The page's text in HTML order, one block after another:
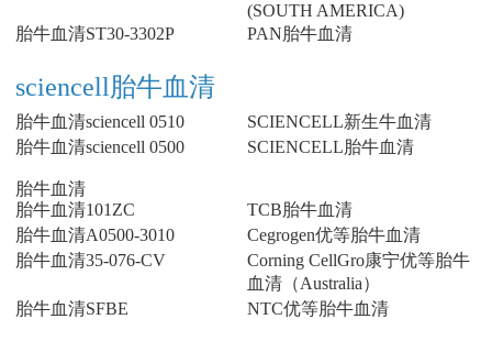
(SOUTH AMERICA)
胎牛血清ST30-3302P
PAN胎牛血清
sciencell胎牛血清
胎牛血清sciencell 0510
SCIENCELL新生牛血清
胎牛血清sciencell 0500
SCIENCELL胎牛血清
胎牛血清
胎牛血清101ZC
TCB胎牛血清
胎牛血清A0500-3010
Cegrogen优等胎牛血清
胎牛血清35-076-CV
Corning CellGro康宁优等胎牛
血清（Australia）
胎牛血清SFBE
NTC优等胎牛血清